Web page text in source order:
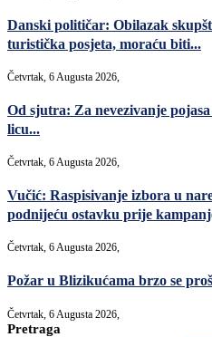
Danski političar: Obilazak
turistička posjeta, moraću biti...
Četvrtak, 6 Augusta 2026,
Od sjutra: Za nevezivanje
licu...
Četvrtak, 6 Augusta 2026,
Vučić: Raspisivanje izbora u
podnijeću ostavku prije
Četvrtak, 6 Augusta 2026,
Požar u Blizikućama brzo se
Četvrtak, 6 Augusta 2026,
Pretraga